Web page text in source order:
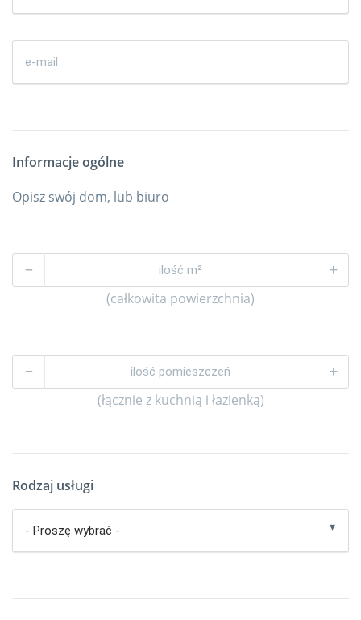
Informacje ogólne
Opisz swój dom, lub biuro
– +
(całkowita powierzchnia)
– +
(łącznie z kuchnią i łazienką)
Rodzaj usługi